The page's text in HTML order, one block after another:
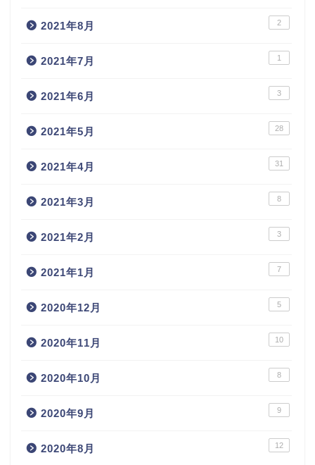
2021年8月 2
2021年7月 1
2021年6月 3
2021年5月 28
2021年4月 31
2021年3月 8
2021年2月 3
2021年1月 7
2020年12月 5
2020年11月 10
2020年10月 8
2020年9月 9
2020年8月 12